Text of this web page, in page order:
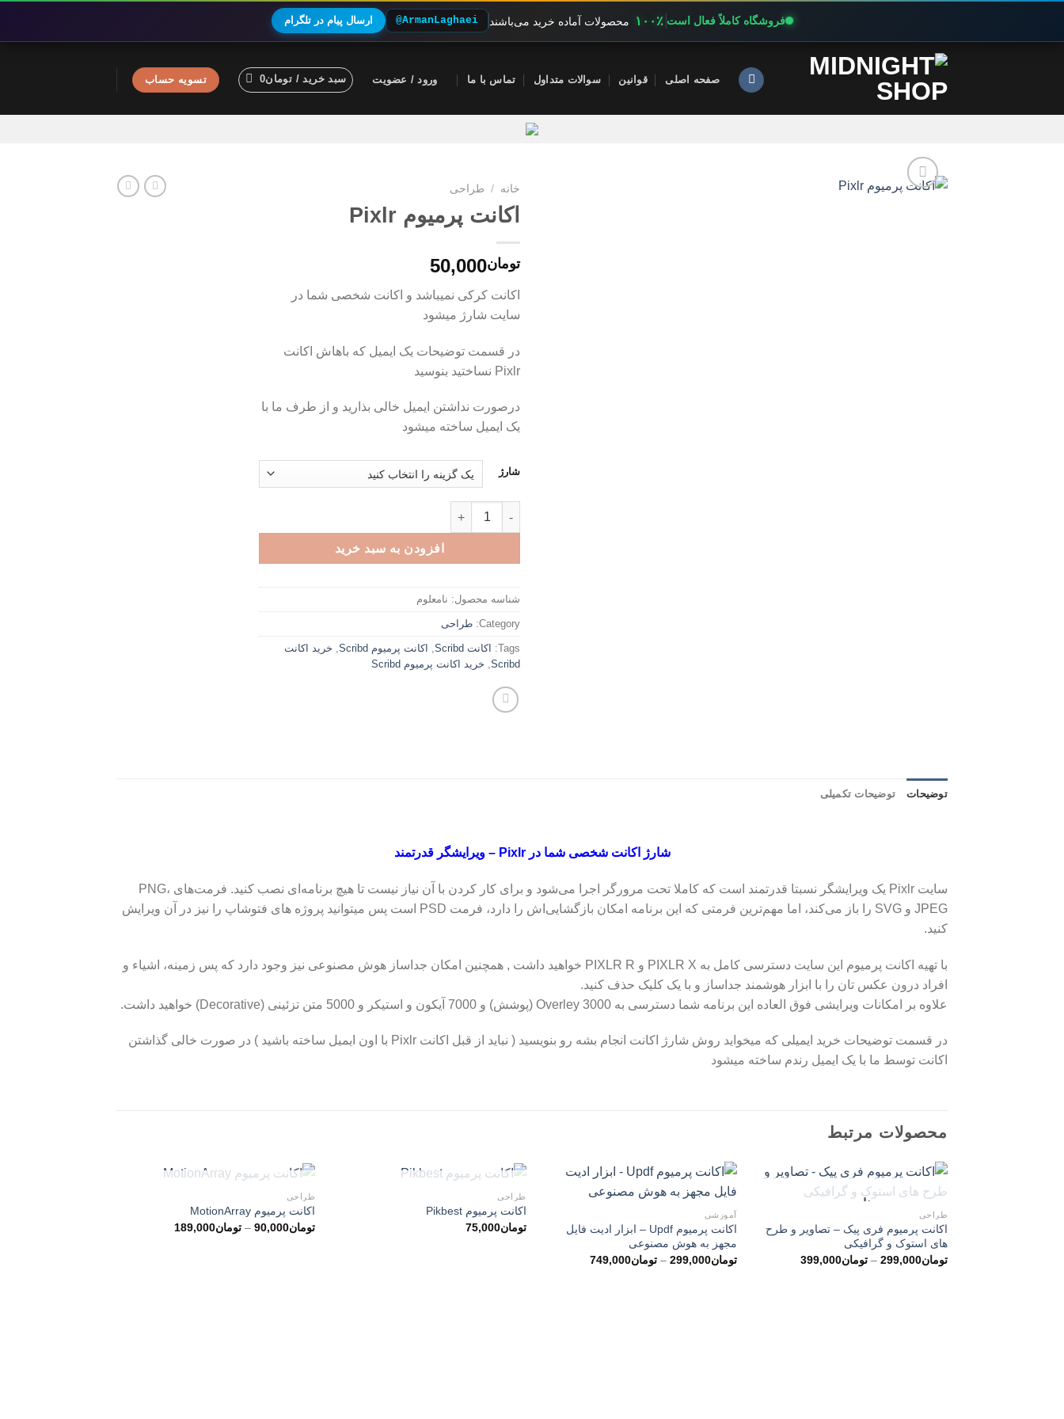
فروشگاه کاملاً فعال است ۱۰۰٪ محصولات آماده خرید می‌باشند @ArmanLaghaei ارسال پیام در تلگرام
صفحه اصلی قوانین سوالات متداول تماس با ما ورود / عضویت سبد خرید / تومان0 تسویه حساب
خانه / طراحی
اکانت پرمیوم Pixlr
تومان50,000
اکانت کرکی نمیباشد و اکانت شخصی شما در
سایت شارژ میشود
در قسمت توضیحات یک ایمیل که باهاش اکانت
Pixlr نساختید بنوسید
درصورت نداشتن ایمیل خالی بذارید و از طرف ما با
یک ایمیل ساخته میشود
شارژ
اکانت پرمیوم Pixlr عدد
افزودن به سبد خرید
شناسه محصول: نامعلوم
Category: طراحی
Tags: اکانت Scribd , اکانت پرمیوم Scribd , خرید اکانت
Scribd
, خرید اکانت پرمیوم Scribd
توضیحات توضیحات تکمیلی
شارژ اکانت شخصی شما در Pixlr – ویرایشگر قدرتمند
سایت Pixlr یک ویرایشگر نسبتا قدرتمند است که کاملا تحت مرورگر اجرا می‌شود و برای کار کردن با آن نیاز نیست تا هیچ برنامه‌ای نصب کنید. فرمت‌های PNG،
JPEG و SVG را باز می‌کند، اما مهم‌ترین فرمتی که این برنامه امکان بازگشایی‌اش را دارد، فرمت PSD است پس میتوانید پروژه های فتوشاپ را نیز در آن ویرایش
کنید.
با تهیه اکانت پرمیوم این سایت دسترسی کامل به PIXLR X و PIXLR R خواهید داشت , همچنین امکان جداساز هوش مصنوعی نیز وجود دارد که پس زمینه، اشیاء و
افراد درون عکس تان را با ابزار هوشمند جداساز و با یک کلیک حذف کنید.
علاوه بر امکانات ویرایشی فوق العاده این برنامه شما دسترسی به 3000 Overley (پوشش) و 7000 آیکون و استیکر و 5000 متن تزئینی (Decorative) خواهید داشت.
در قسمت توضیحات خرید ایمیلی که میخواید روش شارژ اکانت انجام بشه رو بنویسید ( نباید از قبل اکانت Pixlr با اون ایمیل ساخته باشید ) در صورت خالی گذاشتن
اکانت توسط ما با یک ایمیل رندم ساخته میشود
محصولات مرتبط
ناموجود
طراحی
اکانت پرمیوم فری پیک – تصاویر و طرح
های استوک و گرافیکی
تومان299,000
– تومان399,000محدوده
آموزشی
اکانت پرمیوم Updf – ابزار ادیت فایل
مجهز به هوش مصنوعی
تومان299,000
– تومان749,000محدوده
طراحی
اکانت پرمیوم Pikbest
تومان75,000
طراحی
اکانت پرمیوم MotionArray
تومان90,000
– تومان189,000محدوده